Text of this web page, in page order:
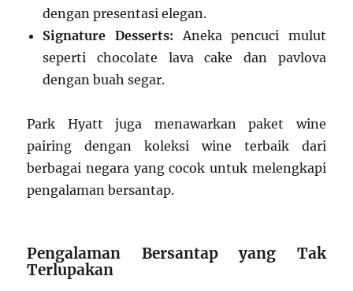
dengan presentasi elegan.
Signature Desserts: Aneka pencuci mulut
seperti chocolate lava cake dan pavlova
dengan buah segar.
Park Hyatt juga menawarkan paket wine
pairing dengan koleksi wine terbaik dari
berbagai negara yang cocok untuk melengkapi
pengalaman bersantap.
Pengalaman Bersantap yang Tak
Terlupakan